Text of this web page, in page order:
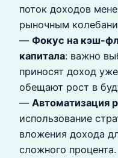
поток доходов
рыночным
— Фокус на кэш-
капитала: важно
приносят доход
обещают рост в
— Автоматизация
использование
вложения дохода
сложного процента.